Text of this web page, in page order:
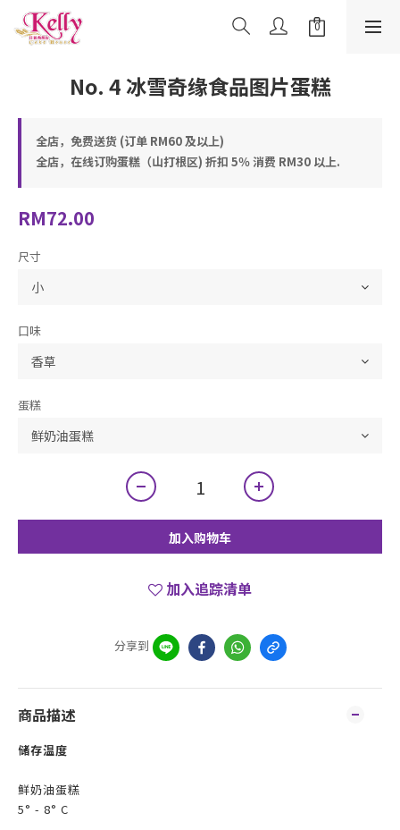
No. 4 冰雪奇缘食品图片蛋糕
全店，免费送货 (订单 RM60 及以上)
全店，在线订购蛋糕（山打根区) 折扣 5％ 消费 RM30 以上.
RM72.00
尺寸
口味
蛋糕
加入购物车
加入追踪清单
分享到
商品描述
储存温度
鲜奶油蛋糕
5° - 8° C